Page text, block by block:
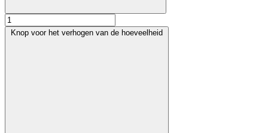
Knop voor het verhogen van de hoeveelheid